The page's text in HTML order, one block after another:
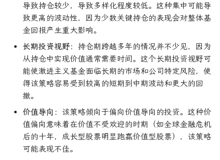
导致持仓较少，导致多样化程度较低。这种集中可能导
致更高的波动性，因为少数关键持仓的表现会对整体基
金回报产生重大影响。
长期投资视野：持仓期跨越多年的情况并不少见，因为
从持仓中实现价值通常需要时间。这个长期投资视野可
能使激进主义基金面临长期的市场和公司特定风险，使
得该策略容易受到较高的短期到中期波动和更大的回
撤。
价值导向 ：该策略倾向于偏向价值导向的投资。这种价
值偏向意味着在价值不受欢迎的时期（如全球金融危机
后的十年，成长型股票明显跑赢价值型股票），该策略
可能表现不佳。